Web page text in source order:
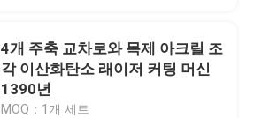
4개 주축 교차로와 목제 아크릴 조
각 이산화탄소 래이저 커팅 머신
1390년
MOQ：1개 세트